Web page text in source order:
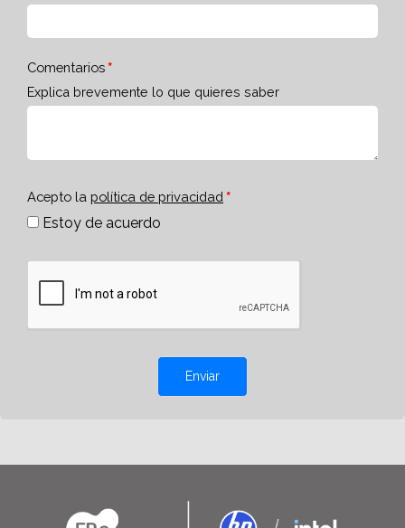
Comentarios
Explica brevemente lo que quieres saber
Acepto la política de privacidad
Estoy de acuerdo
Enviar